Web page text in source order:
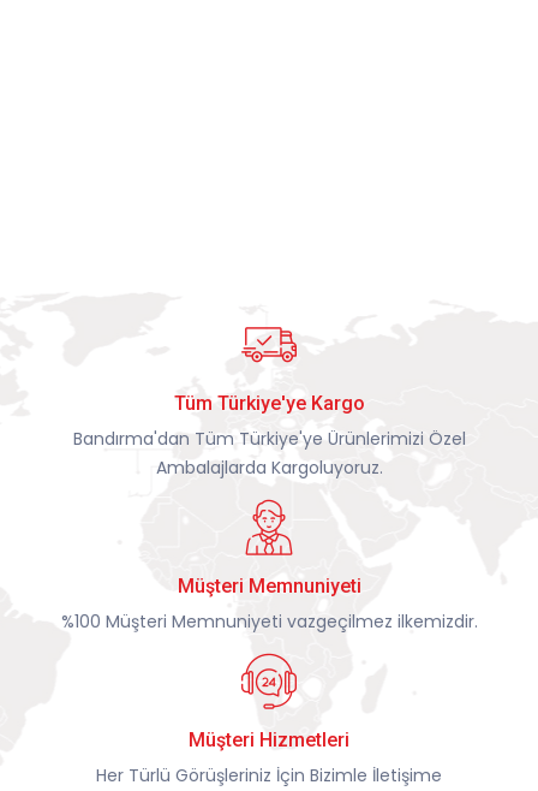
Tüm Türkiye'ye Kargo
Bandırma'dan Tüm Türkiye'ye Ürünlerimizi Özel
Ambalajlarda Kargoluyoruz.
Müşteri Memnuniyeti
%100 Müşteri Memnuniyeti vazgeçilmez ilkemizdir.
Müşteri Hizmetleri
Her Türlü Görüşleriniz İçin Bizimle İletişime